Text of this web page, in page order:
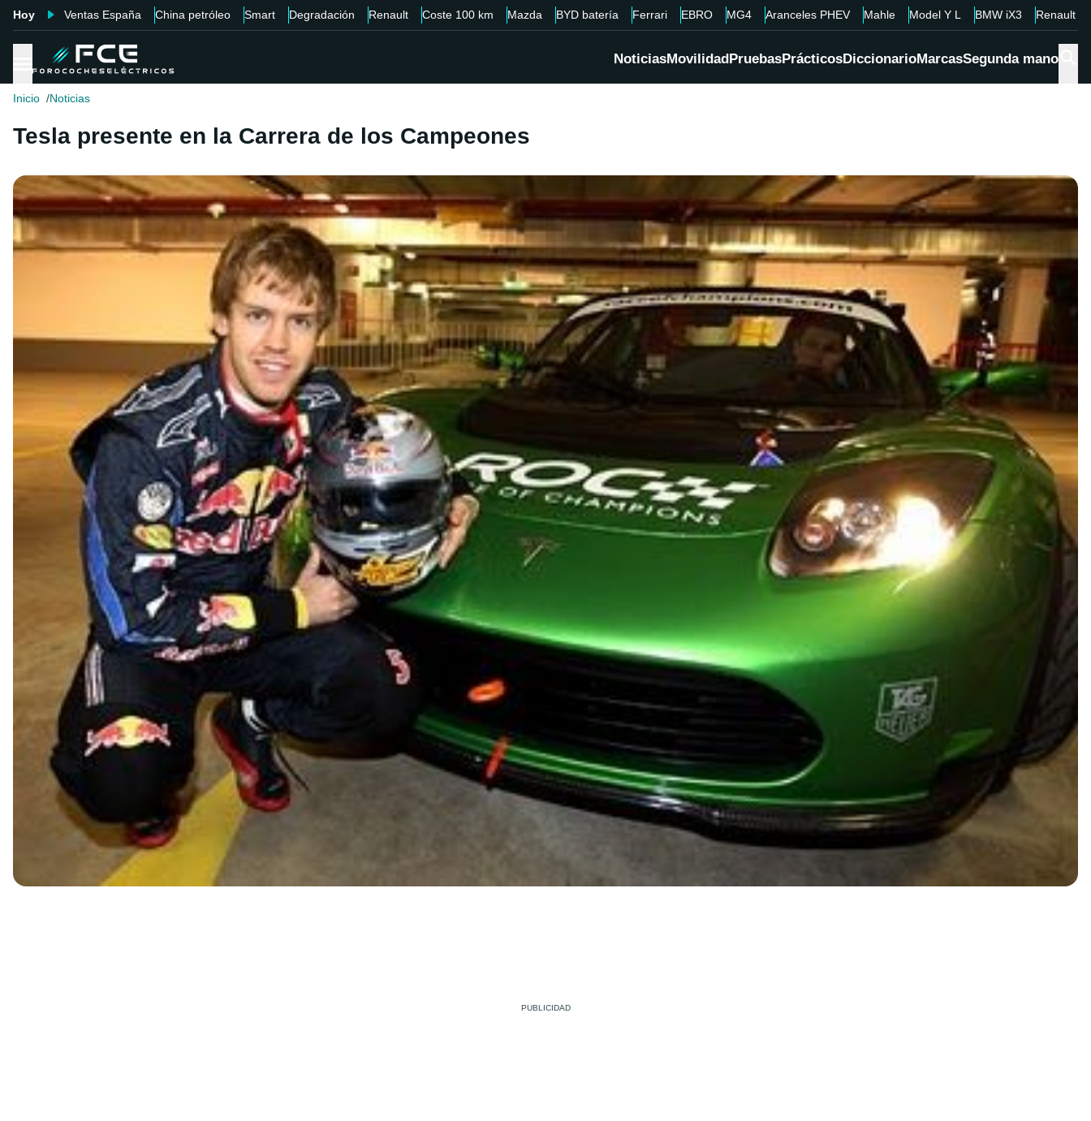
Hoy Ventas España China petróleo Smart Degradación Renault Coste 100 km Mazda BYD batería Ferrari EBRO MG4 Aranceles PHEV Mahle Model Y L BMW iX3 Renault
NoticiasMovilidadPruebasPrácticosDiccionarioMarcasSegunda mano
Inicio Noticias
Tesla presente en la Carrera de los Campeones